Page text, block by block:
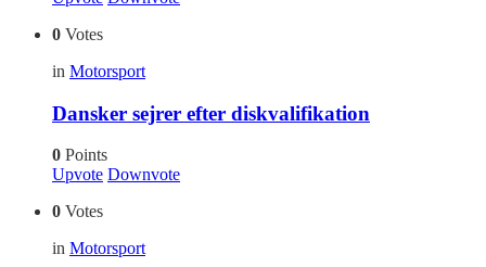
0 Votes
in Motorsport
Dansker sejrer efter diskvalifikation
0 Points
Upvote Downvote
0 Votes
in Motorsport